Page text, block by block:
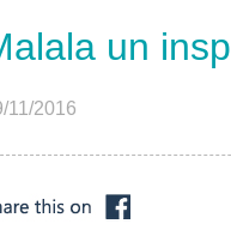
un
11/2016